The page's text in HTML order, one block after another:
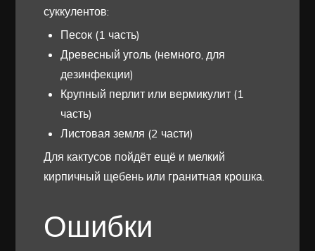
суккулентов:
Песок (1 часть)
Древесный уголь (немного, для
дезинфекции)
Крупный перлит или вермикулит (1
часть)
Листовая земля (2 части)
Для кактусов пойдёт ещё и мелкий
кирпичный щебень или гранитная крошка.
Ошибки